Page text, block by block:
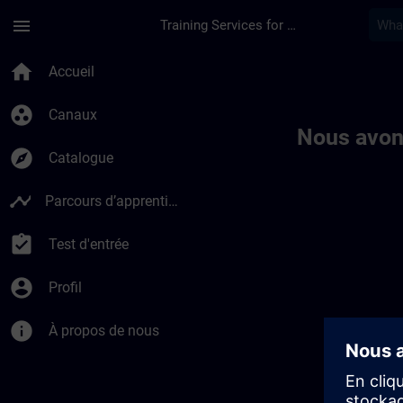
menu Training Services for Digital Industries
home Accueil
group_work Canaux
explore Catalogue
timeline Parcours d’apprentissage
assignment_turned_in Test d'entrée
account_circle Profil
info À propos de nous
Nous